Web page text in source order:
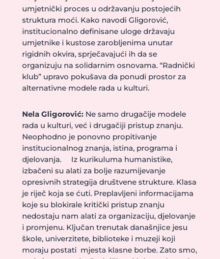
umjetnički proces u održavanju postojećih
struktura moći. Kako navodi Gligorović,
institucionalno definisane uloge državaju
umjetnike i kustose zarobljenima unutar
rigidnih okvira, sprječavajući ih da se
organizuju na solidarnim osnovama. “Radnički
klub” upravo pokušava da ponudi prostor za
alternativne modele rada u kulturi.
Nela Gligorović:Ne samo drugačije modele
rada u kulturi, već i drugačiji pristup znanju.
Neophodno je ponovno propitivanje
institucionalnog znanja, istina, programa i
djelovanja. Iz kurikuluma humanistike,
izbačeni su alati za bolje razumijevanje
opresivnih strategija društvene strukture. Klasa
je riječ koja se ćuti. Preplavljeni informacijama
koje su blokirale kritički pristup znanju
nedostaju nam alati za organizaciju, djelovanje
i promjenu. Ključan trenutak današnjice jesu
škole, univerzitete, biblioteke i muzeji koji
moraju postati mjesta klasne borbe. Zato smo,